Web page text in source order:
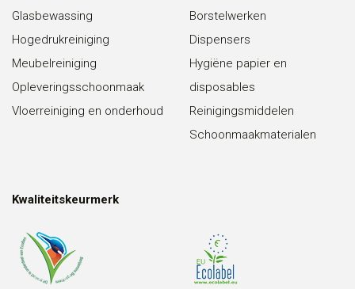
Glasbewassing
Hogedrukreiniging
Meubelreiniging
Opleveringsschoonmaak
Vloerreiniging en onderhoud
Borstelwerken
Dispensers
Hygiëne papier en
disposables
Reinigingsmiddelen
Schoonmaakmaterialen
Kwaliteitskeurmerk